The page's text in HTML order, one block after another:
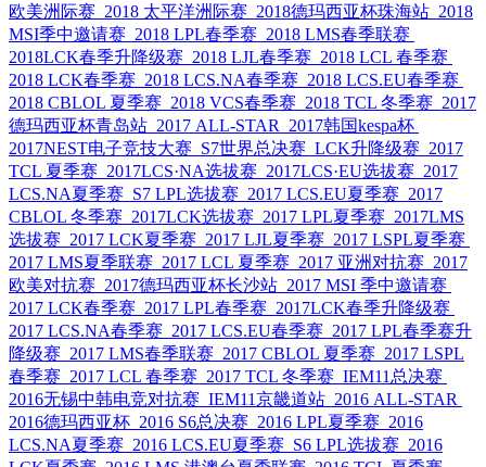
欧美洲际赛 2018 太平洋洲际赛 2018德玛西亚杯珠海站 2018
MSI季中邀请赛 2018 LPL春季赛 2018 LMS春季联赛
2018LCK春季升降级赛 2018 LJL春季赛 2018 LCL 春季赛
2018 LCK春季赛 2018 LCS.NA春季赛 2018 LCS.EU春季赛
2018 CBLOL 夏季赛 2018 VCS春季赛 2018 TCL 冬季赛 2017
德玛西亚杯青岛站 2017 ALL-STAR
2017韩国kespa杯
2017NEST电子竞技大赛 S7世界总决赛 LCK升降级赛 2017
TCL 夏季赛 2017LCS·NA选拔赛 2017LCS·EU选拔赛 2017
LCS.NA夏季赛 S7 LPL选拔赛 2017 LCS.EU夏季赛 2017
CBLOL 冬季赛 2017LCK选拔赛 2017 LPL夏季赛 2017LMS
选拔赛 2017 LCK夏季赛 2017 LJL夏季赛 2017 LSPL夏季赛
2017 LMS夏季联赛 2017 LCL 夏季赛 2017 亚洲对抗赛 2017
欧美对抗赛 2017德玛西亚杯长沙站 2017 MSI 季中邀请赛
2017 LCK春季赛 2017 LPL春季赛 2017LCK春季升降级赛
2017 LCS.NA春季赛 2017 LCS.EU春季赛 2017 LPL春季赛升
降级赛 2017 LMS春季联赛 2017 CBLOL 夏季赛 2017 LSPL
春季赛 2017 LCL 春季赛 2017 TCL 冬季赛 IEM11总决赛
2016无锡中韩电竞对抗赛 IEM11京畿道站 2016 ALL-STAR
2016德玛西亚杯 2016 S6总决赛 2016 LPL夏季赛 2016
LCS.NA夏季赛 2016 LCS.EU夏季赛 S6 LPL选拔赛 2016